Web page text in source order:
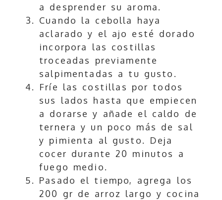
a desprender su aroma.
Cuando la cebolla haya
aclarado y el ajo esté dorado
incorpora las costillas
troceadas previamente
salpimentadas a tu gusto.
Fríe las costillas por todos
sus lados hasta que empiecen
a dorarse y añade el caldo de
ternera y un poco más de sal
y pimienta al gusto. Deja
cocer durante 20 minutos a
fuego medio.
Pasado el tiempo, agrega los
200 gr de arroz largo y cocina